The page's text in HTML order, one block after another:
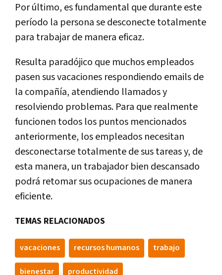
Por último, es fundamental que durante este
período la persona se desconecte totalmente
para trabajar de manera eficaz.
Resulta paradójico que muchos empleados
pasen sus vacaciones respondiendo emails de
la compañía, atendiendo llamados y
resolviendo problemas. Para que realmente
funcionen todos los puntos mencionados
anteriormente, los empleados necesitan
desconectarse totalmente de sus tareas y, de
esta manera, un trabajador bien descansado
podrá retomar sus ocupaciones de manera
eficiente.
TEMAS RELACIONADOS
vacaciones recursos humanos trabajo
bienestar productividad